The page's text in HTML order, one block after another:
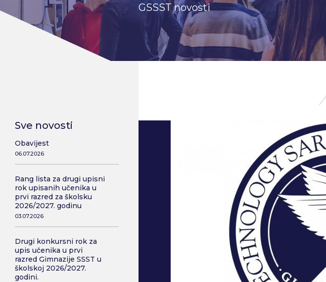
GSSST novosti
Sve novosti
Obavijest
06.07.2026
Rang lista za drugi upisni
rok upisanih učenika u
prvi razred za školsku
2026/2027. godinu
03.07.2026
Drugi konkursni rok za
upis učenika u prvi
razred Gimnazije SSST u
školskoj 2026/2027.
godini.